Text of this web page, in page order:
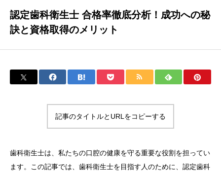
認定歯科衛生士 合格率徹底分析！成功への秘
訣と資格取得のメリット
記事のタイトルとURLをコピーする
歯科衛生士は、私たちの口腔の健康を守る重要な役割を担ってい
ます。この記事では、歯科衛生士を目指す人のために、認定歯科